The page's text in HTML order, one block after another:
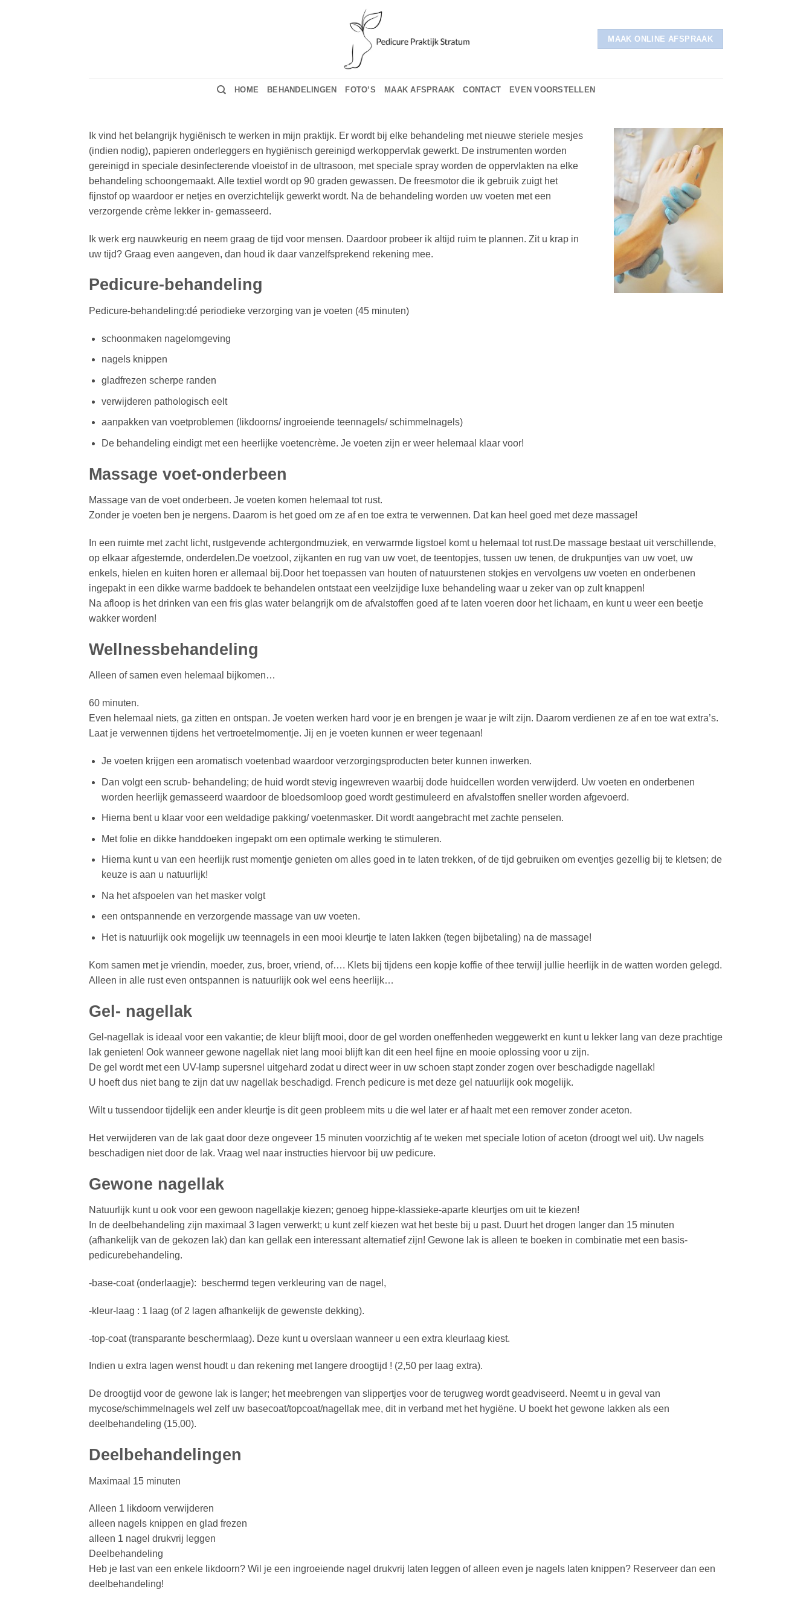
MAAK ONLINE AFSPRAAK
HOME BEHANDELINGEN FOTO’S MAAK AFSPRAAK CONTACT EVEN VOORSTELLEN
Ik vind het belangrijk hygiënisch te werken in mijn praktijk. Er wordt bij elke behandeling met nieuwe steriele mesjes
(indien nodig), papieren onderleggers en hygiënisch gereinigd werkoppervlak gewerkt. De instrumenten worden
gereinigd in speciale desinfecterende vloeistof in de ultrasoon, met speciale spray worden de oppervlakten na elke
behandeling schoongemaakt. Alle textiel wordt op 90 graden gewassen. De freesmotor die ik gebruik zuigt het
fijnstof op waardoor er netjes en overzichtelijk gewerkt wordt. Na de behandeling worden uw voeten met een
verzorgende crème lekker in- gemasseerd.
Ik werk erg nauwkeurig en neem graag de tijd voor mensen. Daardoor probeer ik altijd ruim te plannen. Zit u krap in
uw tijd? Graag even aangeven, dan houd ik daar vanzelfsprekend rekening mee.
Pedicure-behandeling
Pedicure-behandeling:dé periodieke verzorging van je voeten (45 minuten)
schoonmaken nagelomgeving
nagels knippen
gladfrezen scherpe randen
verwijderen pathologisch eelt
aanpakken van voetproblemen (likdoorns/ ingroeiende teennagels/ schimmelnagels)
De behandeling eindigt met een heerlijke voetencrème. Je voeten zijn er weer helemaal klaar voor!
Massage voet-onderbeen
Massage van de voet onderbeen. Je voeten komen helemaal tot rust.
Zonder je voeten ben je nergens. Daarom is het goed om ze af en toe extra te verwennen. Dat kan heel goed met deze massage!
In een ruimte met zacht licht, rustgevende achtergondmuziek, en verwarmde ligstoel komt u helemaal tot rust.De massage bestaat uit verschillende,
op elkaar afgestemde, onderdelen.De voetzool, zijkanten en rug van uw voet, de teentopjes, tussen uw tenen, de drukpuntjes van uw voet, uw
enkels, hielen en kuiten horen er allemaal bij.Door het toepassen van houten of natuurstenen stokjes en vervolgens uw voeten en onderbenen
ingepakt in een dikke warme baddoek te behandelen ontstaat een veelzijdige luxe behandeling waar u zeker van op zult knappen!
Na afloop is het drinken van een fris glas water belangrijk om de afvalstoffen goed af te laten voeren door het lichaam, en kunt u weer een beetje
wakker worden!
Wellnessbehandeling
Alleen of samen even helemaal bijkomen…
60 minuten.
Even helemaal niets, ga zitten en ontspan. Je voeten werken hard voor je en brengen je waar je wilt zijn. Daarom verdienen ze af en toe wat extra’s.
Laat je verwennen tijdens het vertroetelmomentje. Jij en je voeten kunnen er weer tegenaan!
Je voeten krijgen een aromatisch voetenbad waardoor verzorgingsproducten beter kunnen inwerken.
Dan volgt een scrub- behandeling; de huid wordt stevig ingewreven waarbij dode huidcellen worden verwijderd. Uw voeten en onderbenen
worden heerlijk gemasseerd waardoor de bloedsomloop goed wordt gestimuleerd en afvalstoffen sneller worden afgevoerd.
Hierna bent u klaar voor een weldadige pakking/ voetenmasker. Dit wordt aangebracht met zachte penselen.
Met folie en dikke handdoeken ingepakt om een optimale werking te stimuleren.
Hierna kunt u van een heerlijk rust momentje genieten om alles goed in te laten trekken, of de tijd gebruiken om eventjes gezellig bij te kletsen; de
keuze is aan u natuurlijk!
Na het afspoelen van het masker volgt
een ontspannende en verzorgende massage van uw voeten.
Het is natuurlijk ook mogelijk uw teennagels in een mooi kleurtje te laten lakken (tegen bijbetaling) na de massage!
Kom samen met je vriendin, moeder, zus, broer, vriend, of…. Klets bij tijdens een kopje koffie of thee terwijl jullie heerlijk in de watten worden gelegd.
Alleen in alle rust even ontspannen is natuurlijk ook wel eens heerlijk…
Gel- nagellak
Gel-nagellak is ideaal voor een vakantie; de kleur blijft mooi, door de gel worden oneffenheden weggewerkt en kunt u lekker lang van deze prachtige
lak genieten! Ook wanneer gewone nagellak niet lang mooi blijft kan dit een heel fijne en mooie oplossing voor u zijn.
De gel wordt met een UV-lamp supersnel uitgehard zodat u direct weer in uw schoen stapt zonder zogen over beschadigde nagellak!
U hoeft dus niet bang te zijn dat uw nagellak beschadigd. French pedicure is met deze gel natuurlijk ook mogelijk.
Wilt u tussendoor tijdelijk een ander kleurtje is dit geen probleem mits u die wel later er af haalt met een remover zonder aceton.
Het verwijderen van de lak gaat door deze ongeveer 15 minuten voorzichtig af te weken met speciale lotion of aceton (droogt wel uit). Uw nagels
beschadigen niet door de lak. Vraag wel naar instructies hiervoor bij uw pedicure.
Gewone nagellak
Natuurlijk kunt u ook voor een gewoon nagellakje kiezen; genoeg hippe-klassieke-aparte kleurtjes om uit te kiezen!
In de deelbehandeling zijn maximaal 3 lagen verwerkt; u kunt zelf kiezen wat het beste bij u past. Duurt het drogen langer dan 15 minuten
(afhankelijk van de gekozen lak) dan kan gellak een interessant alternatief zijn! Gewone lak is alleen te boeken in combinatie met een basis-
pedicurebehandeling.
-base-coat (onderlaagje): beschermd tegen verkleuring van de nagel,
-kleur-laag : 1 laag (of 2 lagen afhankelijk de gewenste dekking).
-top-coat (transparante beschermlaag). Deze kunt u overslaan wanneer u een extra kleurlaag kiest.
Indien u extra lagen wenst houdt u dan rekening met langere droogtijd ! (2,50 per laag extra).
De droogtijd voor de gewone lak is langer; het meebrengen van slippertjes voor de terugweg wordt geadviseerd. Neemt u in geval van
mycose/schimmelnagels wel zelf uw basecoat/topcoat/nagellak mee, dit in verband met het hygiëne. U boekt het gewone lakken als een
deelbehandeling (15,00).
Deelbehandelingen
Maximaal 15 minuten
Alleen 1 likdoorn verwijderen
alleen nagels knippen en glad frezen
alleen 1 nagel drukvrij leggen
Deelbehandeling
Heb je last van een enkele likdoorn? Wil je een ingroeiende nagel drukvrij laten leggen of alleen even je nagels laten knippen? Reserveer dan een
deelbehandeling!